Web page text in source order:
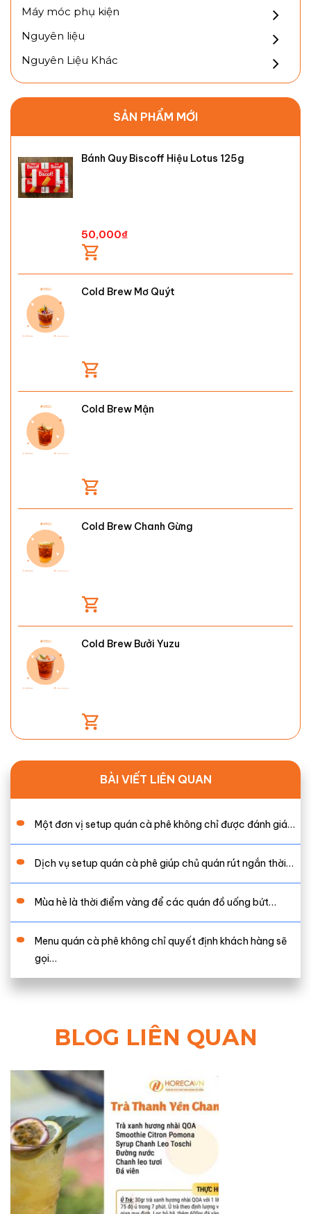
Máy móc phụ kiện
Nguyên liệu
Nguyên Liệu Khác
SẢN PHẨM MỚI
Bánh Quy Biscoff Hiệu Lotus 125g
50,000₫
Cold Brew Mơ Quýt
Cold Brew Mận
Cold Brew Chanh Gừng
Cold Brew Bưởi Yuzu
BÀI VIẾT LIÊN QUAN
Một đơn vị setup quán cà phê không chỉ được đánh giá…
Dịch vụ setup quán cà phê giúp chủ quán rút ngắn thời…
Mùa hè là thời điểm vàng để các quán đồ uống bứt…
Menu quán cà phê không chỉ quyết định khách hàng sẽ
gọi…
BLOG LIÊN QUAN